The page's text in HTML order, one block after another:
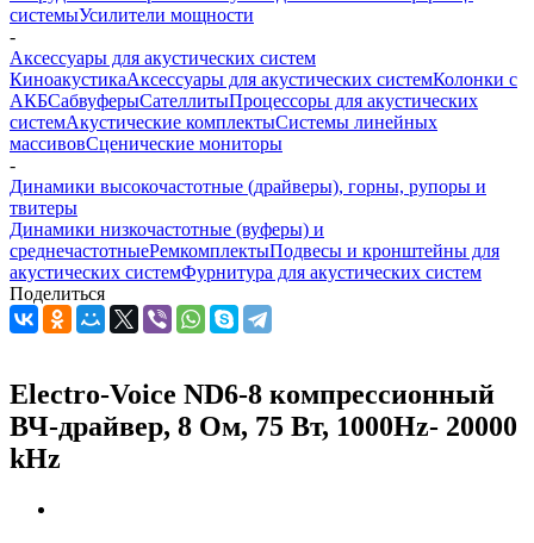
системыУсилители мощности
-
Аксессуары для акустических систем
КиноакустикаАксессуары для акустических системКолонки с
АКБСабвуферыСателлитыПроцессоры для акустических
системАкустические комплектыСистемы линейных
массивовСценические мониторы
-
Динамики высокочастотные (драйверы), горны, рупоры и
твитеры
Динамики низкочастотные (вуферы) и
среднечастотныеРемкомплектыПодвесы и кронштейны для
акустических системФурнитура для акустических систем
Поделиться
Electro-Voice ND6-8 компрессионный
ВЧ-драйвер, 8 Ом, 75 Вт, 1000Hz- 20000
kHz